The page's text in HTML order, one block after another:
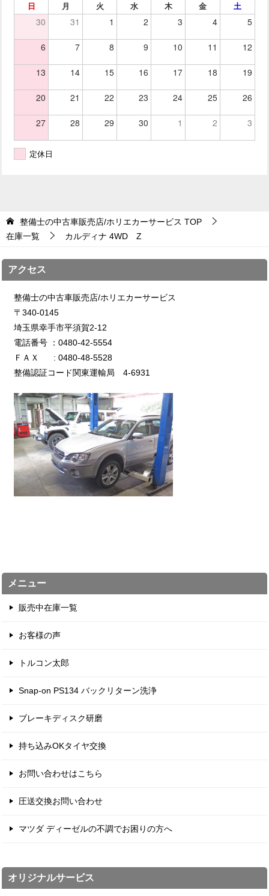
日 月 火 水 木 金 土
30 31 1 2 3 4 5
6 7 8 9 10 11 12
13 14 15 16 17 18 19
20 21 22 23 24 25 26
27 28 29 30 1 2 3
定休日
整備士の中古車販売店/ホリエカーサービス TOP
在庫一覧
カルディナ 4WD Z
アクセス
整備士の中古車販売店/ホリエカーサービス
〒340-0145
埼玉県幸手市平須賀2-12
電話番号 ：0480-42-5554
ＦＡＸ : 0480-48-5528
整備認証コード関東運輸局 4-6931
メニュー
販売中在庫一覧
お客様の声
トルコン太郎
Snap-on PS134 バックリターン洗浄
ブレーキディスク研磨
持ち込みOKタイヤ交換
お問い合わせはこちら
圧送交換お問い合わせ
マツダ ディーゼルの不調でお困りの方へ
オリジナルサービス